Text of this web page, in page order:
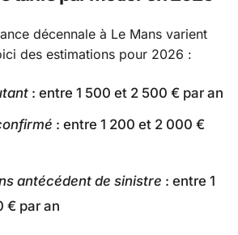
décennale à Le Mans varient
des estimations pour 2026 :
: entre 1 500 et 2 500 € par an
: entre 1 200 et 2 000 €
antécédent de sinistre : entre 1
€ par an